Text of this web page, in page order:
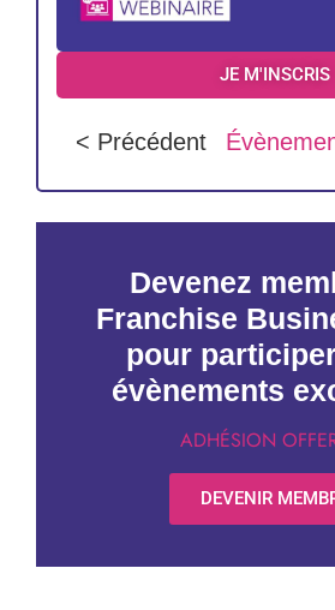
JE M'INSCRIS
< Précédent
Devenez
Franchise
pour
évènements
ADHÉSION
DEVENIR